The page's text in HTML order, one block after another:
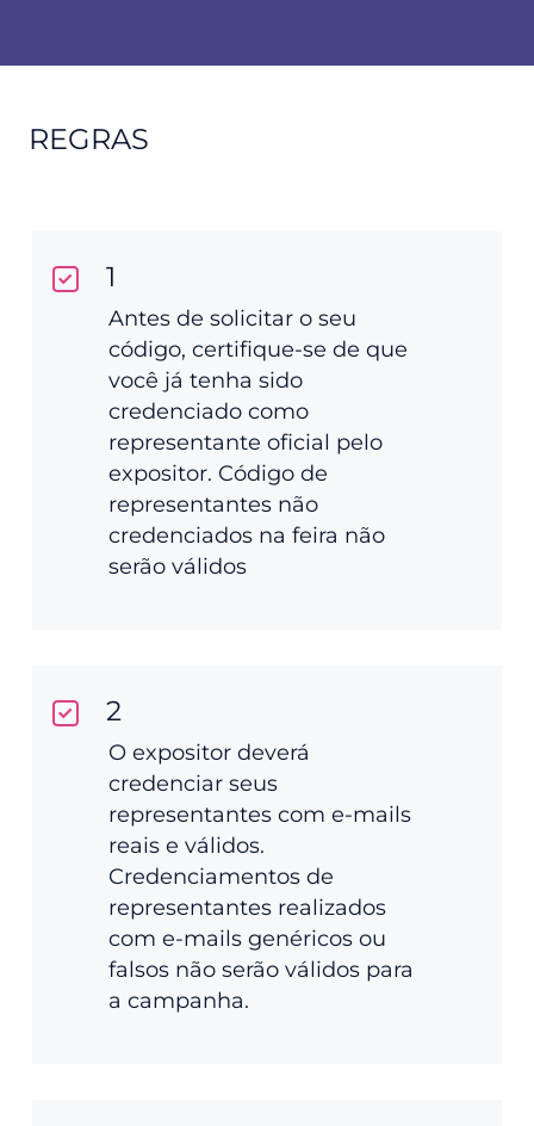
REGRAS
1
Antes de solicitar o seu
código, certifique-se de que
você já tenha sido
credenciado como
representante oficial pelo
expositor. Código de
representantes não
credenciados na feira não
serão válidos
2
O expositor deverá
credenciar seus
representantes com e-mails
reais e válidos.
Credenciamentos de
representantes realizados
com e-mails genéricos ou
falsos não serão válidos para
a campanha.